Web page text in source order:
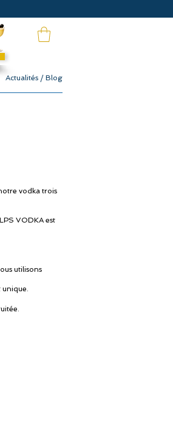
Actualités / Blog
vodka trois
VODKA est
utilisons
unique.